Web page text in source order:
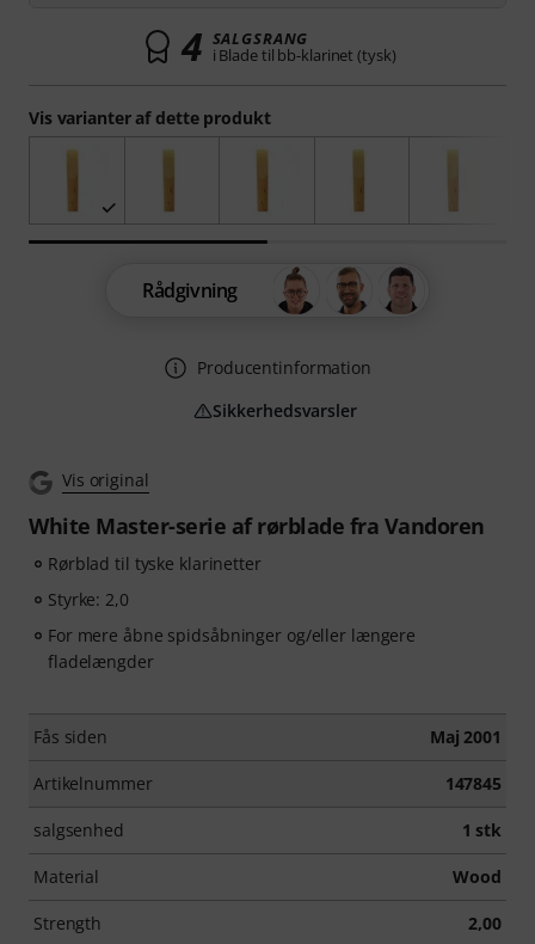
Vis original
White Master-serie af rørblade fra Vandoren
Rørblad til tyske klarinetter
Styrke: 2,0
For mere åbne spidsåbninger og/eller længere
fladelængder
Fås siden Maj 2001
Artikelnummer 147845
salgsenhed 1 stk
Material Wood
Strength 2,00
Vis varianter af dette produkt
4 SALGSRANG
i Blade til bb-klarinet (tysk)
Rådgivning
Producentinformation
Sikkerhedsvarsler